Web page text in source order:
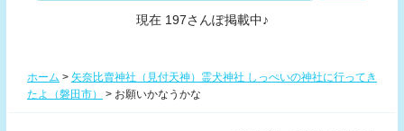
現在 197さんぽ掲載中♪
ホーム > 矢奈比賣神社（見付天神）霊犬神社 しっぺいの神社に行ってき
たよ（磐田市）
> お願いかなうかな